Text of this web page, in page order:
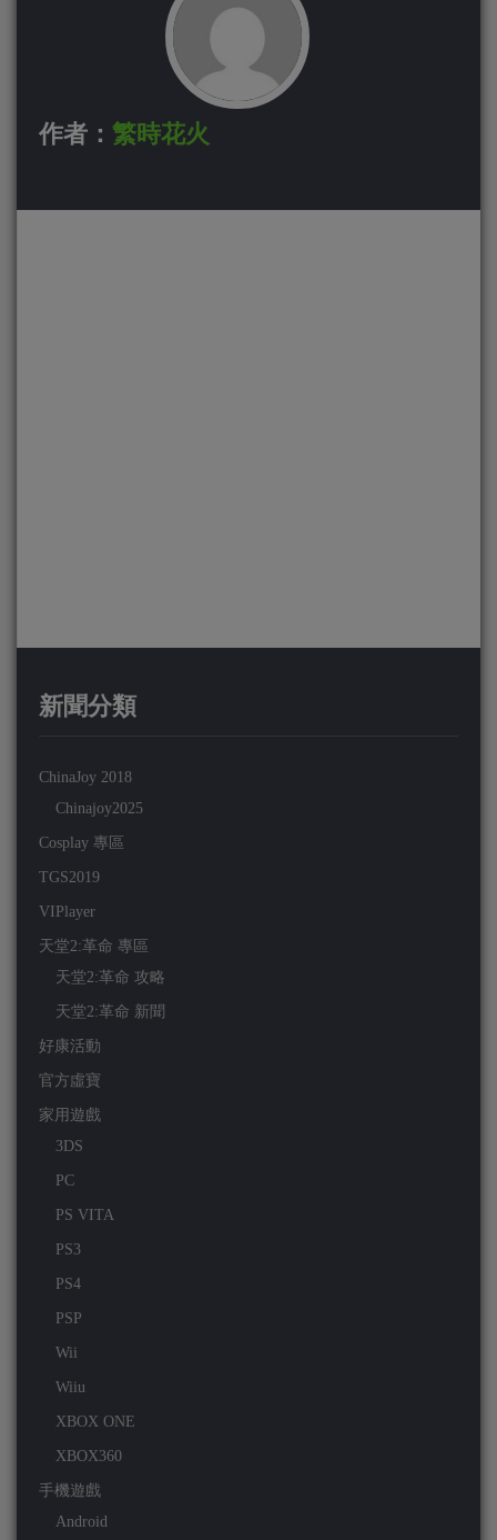
作者： 繁時花火
新聞分類
ChinaJoy 2018
Chinajoy2025
Cosplay 專區
TGS2019
VIPlayer
天堂2:革命 專區
天堂2:革命 攻略
天堂2:革命 新聞
好康活動
官方虛寶
家用遊戲
3DS
PC
PS VITA
PS3
PS4
PSP
Wii
Wiiu
XBOX ONE
XBOX360
手機遊戲
Android